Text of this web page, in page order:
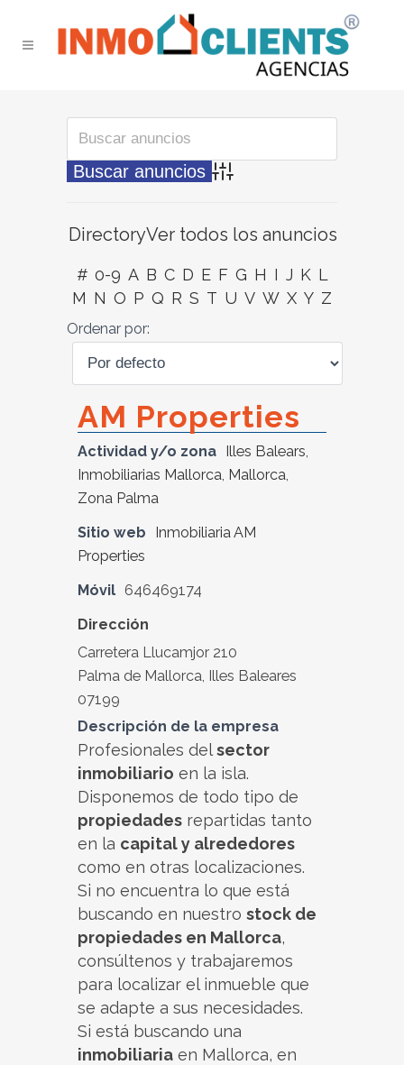
Búsqueda avanzada
DirectoryVer todos los anuncios
# 0-9 A B C D E F G H I J K L
M N O P Q R S T U V W X Y Z
Ordenar por:
AM Properties
Actividad y/o zona Illes Balears,
Inmobiliarias Mallorca, Mallorca,
Zona Palma
Sitio web
Inmobiliaria AM
Properties
Móvil 646469174
Dirección
Carretera Llucamjor 210
Palma de Mallorca, Illes Baleares
07199
Descripción de la empresa
Profesionales delsector
inmobiliario en la isla.
Disponemos de todo tipo de
propiedades repartidas tanto
en la capital y alrededores
como en otras localizaciones.
Si no encuentra lo que está
buscando en nuestro stock de
propiedades en Mallorca,
consúltenos y trabajaremos
para localizar el inmueble que
se adapte a sus necesidades.
Si está buscando una
inmobiliaria en Mallorca, en